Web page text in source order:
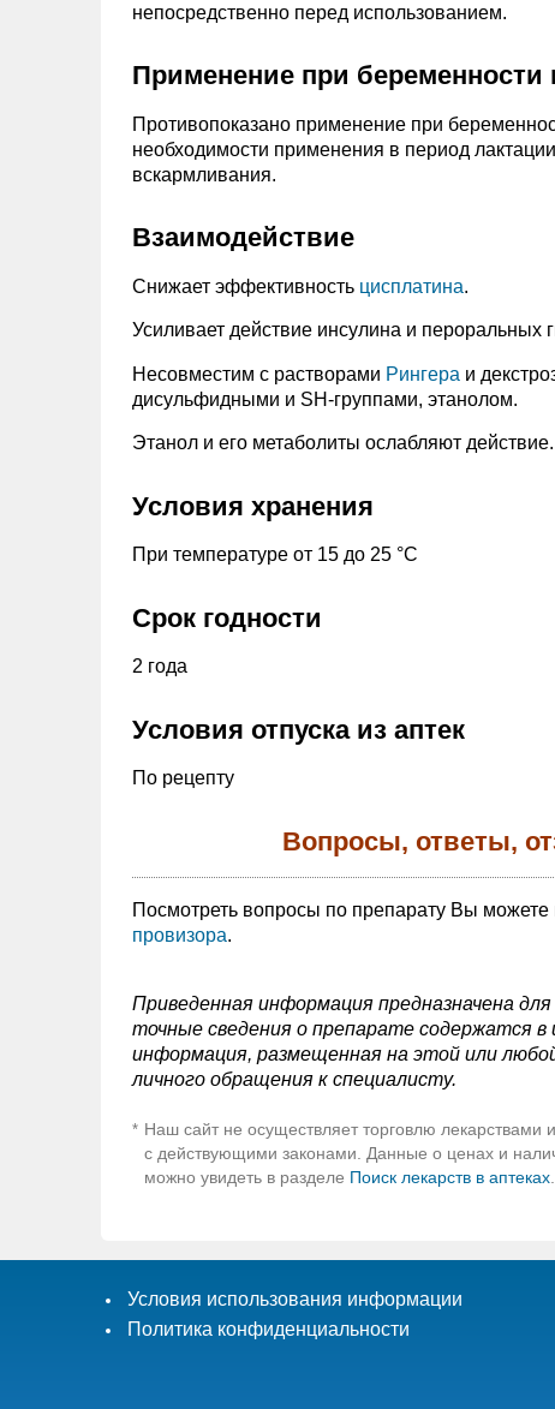
непосредственно перед использованием.
Применение при беременности
Противопоказано применение при
необходимости применения в период
вскармливания.
Взаимодействие
Снижает эффективность цисплатина.
Усиливает действие инсулина и пероральных
Несовместим с растворами Рингера и
дисульфидными и SH-группами, этанолом.
Этанол и его метаболиты ослабляют действие.
Условия хранения
При температуре от 15 до 25 °С
Срок годности
2 года
Условия отпуска из аптек
По рецепту
Вопросы, ответы,
Посмотреть вопросы по препарату Вы можете
провизора.
Приведенная информация предназначена
точные сведения о препарате содержатся в
информация, размещенная на этой или
личного обращения к специалисту.
* Наш сайт не осуществляет торговлю лекарствами
с действующими законами. Данные о ценах и
можно увидеть в разделе Поиск лекарств в аптеках.
Условия использования информации
Политика конфиденциальности